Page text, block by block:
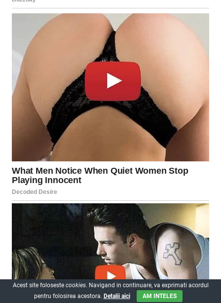
Acest site foloseste cookies. Navigand in continuare, va exprimati acordul
pentru folosirea acestora. Detalii aici AM INTELES